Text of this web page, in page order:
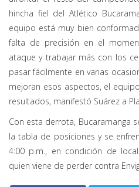
hincha fiel del Atlético
equipo está muy bien
falta de precisión en el
ataque y trabajar más con los
pasar fácilmente en varias
mejoran esos aspectos, el
resultados, manifestó Suárez a
Con esta derrota, Bucaramanga
la tabla de posiciones y se
4:00 p.m., en condición de
quien viene de perder contra